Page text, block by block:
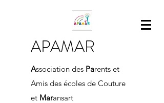
APAMAR
Association des Parents et
Amis des écoles de Couture
et Maransart